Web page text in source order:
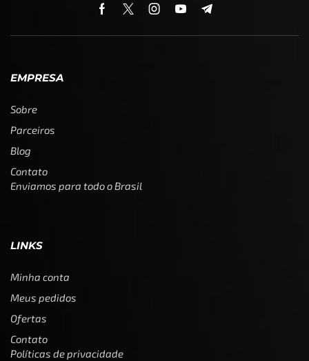
EMPRESA
Sobre
Parceiros
Blog
Contato
Enviamos para todo o Brasil
LINKS
Minha conta
Meus pedidos
Ofertas
Contato
Políticas de privacidade